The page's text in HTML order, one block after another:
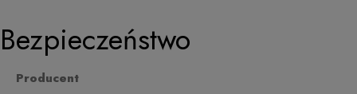
Bezpieczeństwo
Producent